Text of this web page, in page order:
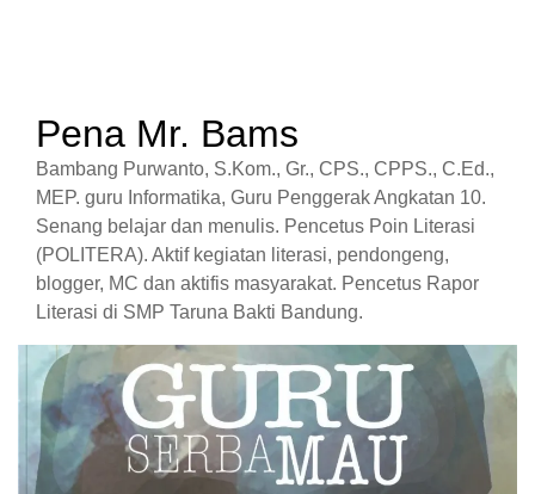
Pena Mr. Bams
Bambang Purwanto, S.Kom., Gr., CPS., CPPS., C.Ed.,
MEP. guru Informatika, Guru Penggerak Angkatan 10.
Senang belajar dan menulis. Pencetus Poin Literasi
(POLITERA). Aktif kegiatan literasi, pendongeng,
blogger, MC dan aktifis masyarakat. Pencetus Rapor
Literasi di SMP Taruna Bakti Bandung.